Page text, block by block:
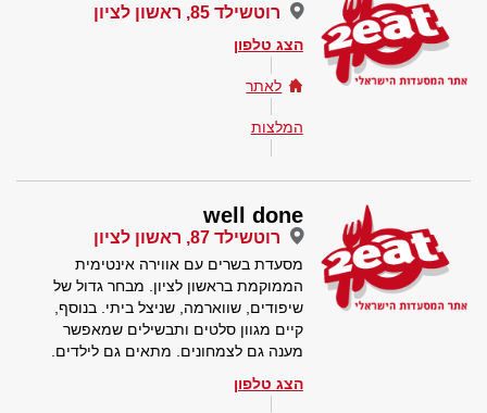
רוטשילד 85, ראשון לציון
הצג טלפון
לאתר
המלצות
well done
רוטשילד 87, ראשון לציון
מסעדת בשרים עם אווירה אינטימית
הממוקמת בראשון לציון. מבחר גדול של
שיפודים, שווארמה, שניצל ביתי. בנוסף,
קיים מגוון סלטים ותבשילים שמאפשר
מענה גם לצמחונים. מתאים גם לילדים.
הצג טלפון